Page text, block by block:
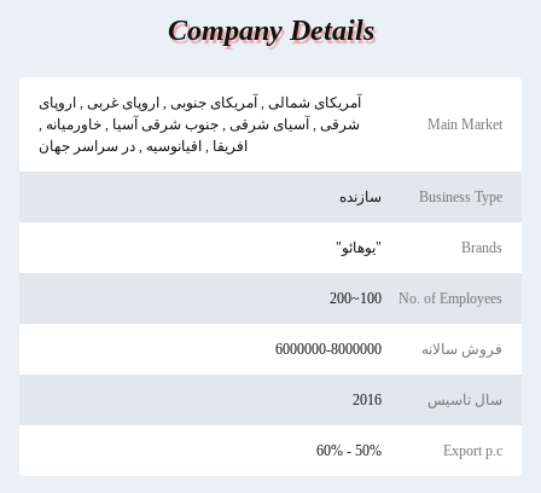
Company Details
Main Market
آمریکای شمالی , آمریکای جنوبی , اروپای غربی , اروپای
شرقی , آسیای شرقی , جنوب شرقی آسیا , خاورمیانه ,
افریقا , اقیانوسیه , در سراسر جهان
Business Type سازنده
Brands "يوهائو"
No. of Employees
100~200
فروش سالانه 6000000-8000000
سال تاسیس 2016
Export p.c
50% - 60%